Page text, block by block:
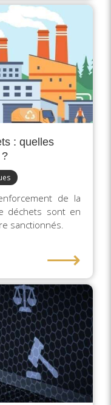
: quelles
de la
déchets sont en
sanctionnés.
⟶